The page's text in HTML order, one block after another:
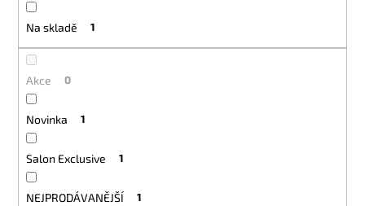
ůNa skladě 1
Akce 0
Novinka 1
Salon Exclusive 1
NEJPRODÁVANĚJŠÍ 1
a
j
?
HLEDAT